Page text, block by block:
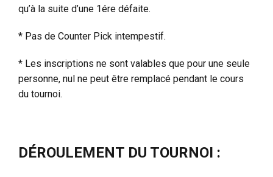
qu’à la suite d’une 1ére défaite.
* Pas de Counter Pick intempestif.
* Les inscriptions ne sont valables que pour une seule
personne, nul ne peut être remplacé pendant le cours
du tournoi.
DÉROULEMENT DU TOURNOI :